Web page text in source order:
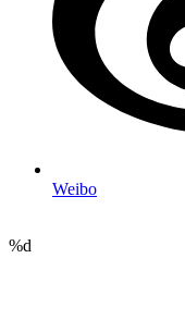
Weibo
%d